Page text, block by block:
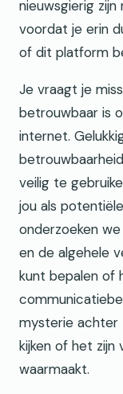
nieuwsgierig
voordat je erin
of dit platform
Je vraagt je
betrouwbaar is
internet.
veilig te
jou als
onderzoeken
en de algehele
kunt bepalen of
mysterie achter
kijken of het
waarmaakt.